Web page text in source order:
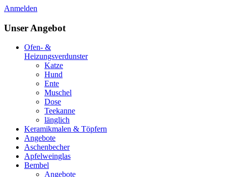
Anmelden
Unser Angebot
Ofen- &
Heizungsverdunster
Katze
Hund
Ente
Muschel
Dose
Teekanne
länglich
Keramikmalen & Töpfern
Angebote
Aschenbecher
Apfelweinglas
Bembel
Angebote